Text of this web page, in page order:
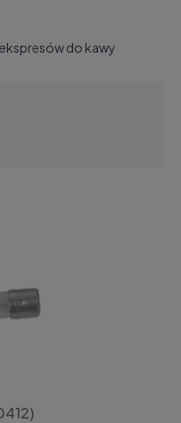
do kawy